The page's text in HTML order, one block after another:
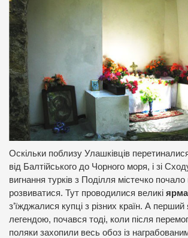
Оскільки поблизу Улашківців
від Балтійського до Чорного моря, і зі
вигнання турків з Поділля містечко
розвиватися. Тут проводилися великі
з’їжджалися купці з різних країн. А
легендою, почався тоді, коли після
поляки захопили весь обоз із